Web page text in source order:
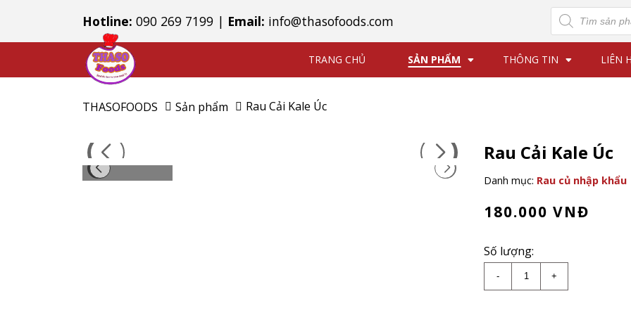
Hotline: 090 269 7199 | Email: info@thasofoods.com
Tìm
kiếm
sản
phẩm
TRANG CHỦ SẢN PHẨM THÔNG TIN LIÊN
THASOFOODS Sản phẩm Rau Cải Kale Úc
Rau Cải Kale Úc
Danh mục: Rau củ nhập khẩu
180.000 VNĐ
Số lượng:
- Rau Cải Kale Úc số
+